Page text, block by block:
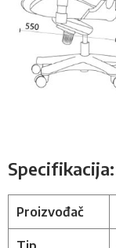
Specifikacija:
Proizvođač